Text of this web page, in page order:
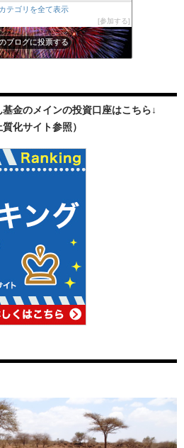
テゴリを全て表示
参加する
ブログに投票する
金のメインの投資口座はこちら↓
化サイト参照）